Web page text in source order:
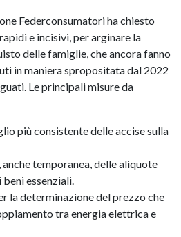
Federconsumatori ha chiesto
e incisivi, per arginare la
delle famiglie, che ancora fanno
in maniera spropositata dal 2022
Le principali misure da
più consistente delle accise sulla
temporanea, delle aliquote
beni essenziali.
la determinazione del prezzo che
tra energia elettrica e